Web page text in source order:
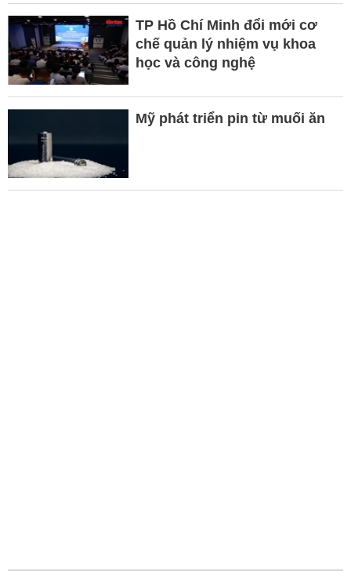
TP Hồ Chí Minh đổi mới cơ
chế quản lý nhiệm vụ khoa
học và công nghệ
Mỹ phát triển pin từ muối ăn